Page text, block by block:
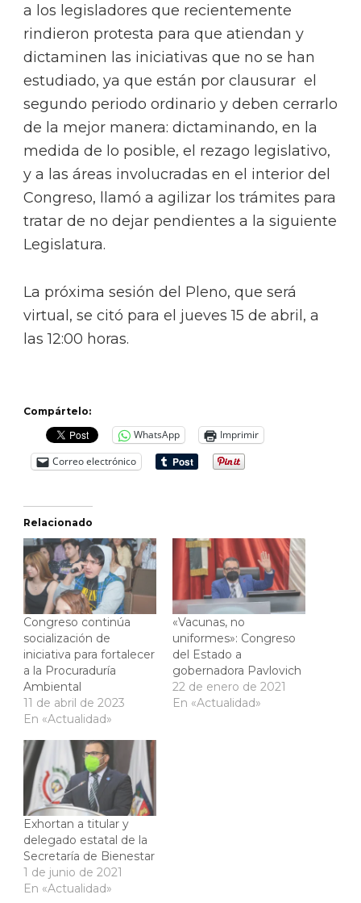
a los legisladores que recientemente
rindieron protesta para que atiendan y
dictaminen las iniciativas que no se han
estudiado, ya que están por clausurar el
segundo periodo ordinario y deben cerrarlo
de la mejor manera: dictaminando, en la
medida de lo posible, el rezago legislativo,
y a las áreas involucradas en el interior del
Congreso, llamó a agilizar los trámites para
tratar de no dejar pendientes a la siguiente
Legislatura.
La próxima sesión del Pleno, que será
virtual, se citó para el jueves 15 de abril, a
las 12:00 horas.
Compártelo:
WhatsApp
Imprimir
Correo electrónico
Relacionado
Congreso continúa
socialización de
iniciativa para fortalecer
a la Procuraduría
Ambiental
11 de abril de 2023
En «Actualidad»
«Vacunas, no
uniformes»: Congreso
del Estado a
gobernadora Pavlovich
22 de enero de 2021
En «Actualidad»
Exhortan a titular y
delegado estatal de la
Secretaría de Bienestar
1 de junio de 2021
En «Actualidad»